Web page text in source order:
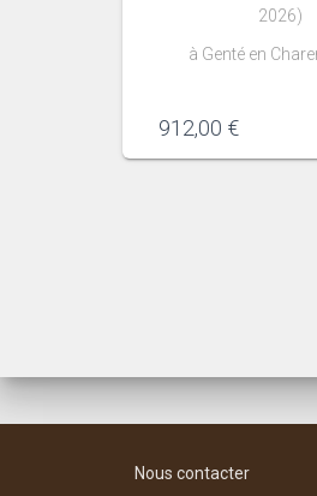
2026)
à Genté en
912,00 €
Nous contacter